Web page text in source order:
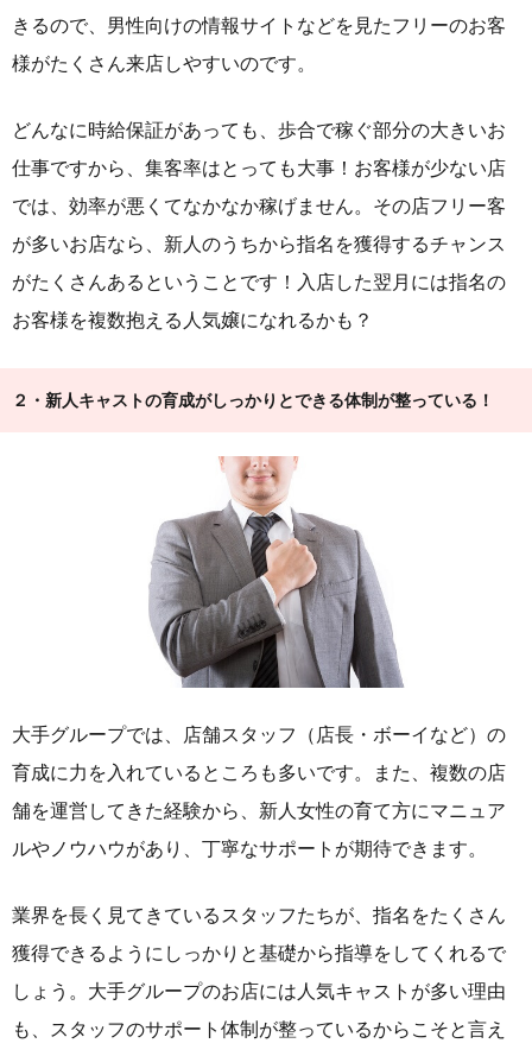
きるので、男性向けの情報サイトなどを見たフリーのお客
様がたくさん来店しやすいのです。
どんなに時給保証があっても、歩合で稼ぐ部分の大きいお
仕事ですから、集客率はとっても大事！お客様が少ない店
では、効率が悪くてなかなか稼げません。その店フリー客
が多いお店なら、新人のうちから指名を獲得するチャンス
がたくさんあるということです！入店した翌月には指名の
お客様を複数抱える人気嬢になれるかも？
２・新人キャストの育成がしっかりとできる体制が整っている！
大手グループでは、店舗スタッフ（店長・ボーイなど）の
育成に力を入れているところも多いです。また、複数の店
舗を運営してきた経験から、新人女性の育て方にマニュア
ルやノウハウがあり、丁寧なサポートが期待できます。
業界を長く見てきているスタッフたちが、指名をたくさん
獲得できるようにしっかりと基礎から指導をしてくれるで
しょう。大手グループのお店には人気キャストが多い理由
も、スタッフのサポート体制が整っているからこそと言え